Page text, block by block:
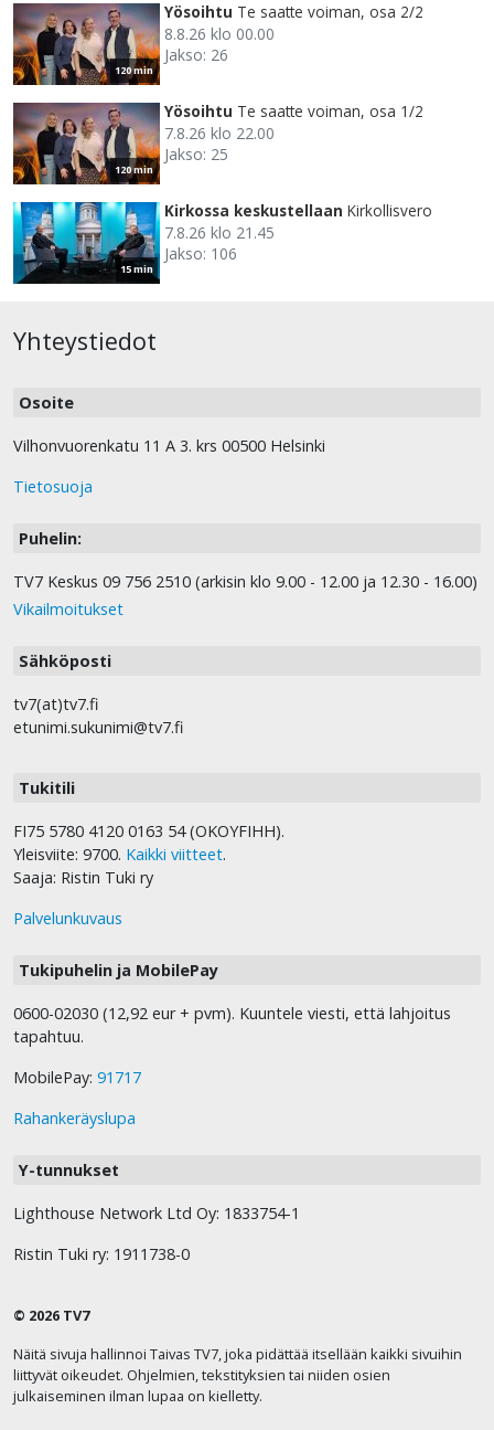
120 min
Yösoihtu Te saatte voiman, osa 2/2
8.8.26 klo 00.00
Jakso: 26
120 min
Yösoihtu Te saatte voiman, osa 1/2
7.8.26 klo 22.00
Jakso: 25
15 min
Kirkossa keskustellaan Kirkollisvero
7.8.26 klo 21.45
Jakso: 106
Yhteystiedot
Osoite
Vilhonvuorenkatu 11 A 3. krs 00500 Helsinki
Tietosuoja
Puhelin:
TV7 Keskus 09 756 2510 (arkisin klo 9.00 - 12.00 ja 12.30 - 16.00)
Vikailmoitukset
Sähköposti
tv7(at)tv7.fi
etunimi.sukunimi@tv7.fi
Tukitili
FI75 5780 4120 0163 54 (OKOYFIHH).
Yleisviite: 9700. Kaikki viitteet.
Saaja: Ristin Tuki ry
Palvelunkuvaus
Tukipuhelin ja MobilePay
0600-02030 (12,92 eur + pvm). Kuuntele viesti, että lahjoitus
tapahtuu.
MobilePay: 91717
Rahankeräyslupa
Y-tunnukset
Lighthouse Network Ltd Oy: 1833754-1
Ristin Tuki ry: 1911738-0
© 2026 TV7
Näitä sivuja hallinnoi Taivas TV7, joka pidättää itsellään kaikki sivuihin
liittyvät oikeudet. Ohjelmien, tekstityksien tai niiden osien
julkaiseminen ilman lupaa on kielletty.